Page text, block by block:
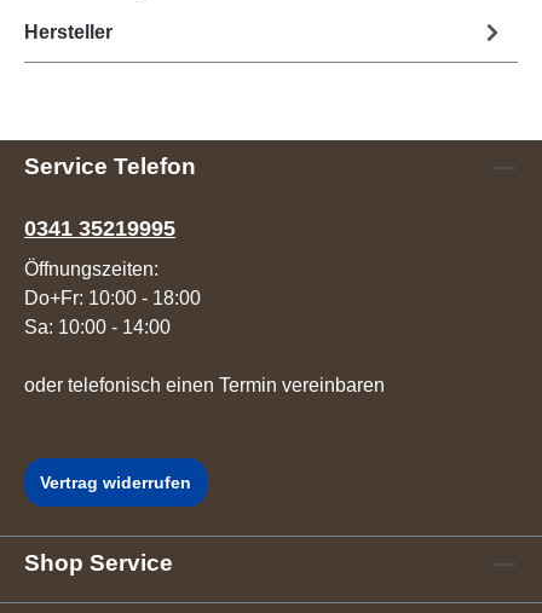
Hersteller
Service Telefon
0341 35219995
Öffnungszeiten:
Do+Fr: 10:00 - 18:00
Sa: 10:00 - 14:00
oder telefonisch einen Termin vereinbaren
Vertrag widerrufen
Shop Service